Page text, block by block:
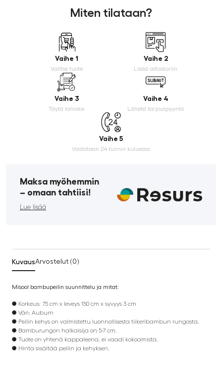
Miten tilataan?
Vaihe 1
Valitse tuote
Vaihe 2
Lisää ostoskoriin
Vaihe 3
Täytä lomake
Vaihe 4
Lähetä tarjouspyyntö
Vaihe 5
Vastataan 24 tunnin kuluessa
Maksa myöhemmin
­– omaan tahtiisi!
Lue lisää
KuvausArvostelut (0)
Misool bambupeilin suunnittelu ja mitat:
● Korkeus: 75 cm x leveys 150 cm x syvyys 3 cm
● Väri: Auburn
● Peilin kehys on valmistettu luonnollisesta tiikeribambun rungosta.
● Bamburungon halkaisija on 5-7 cm.
● Tuote on yhtenä kappaleena, ei vaadi kokoamista.
● Hinta sisältää peilin ja kehyksen.